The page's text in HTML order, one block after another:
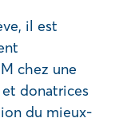
il est
chez une
donatrices
du mieux-